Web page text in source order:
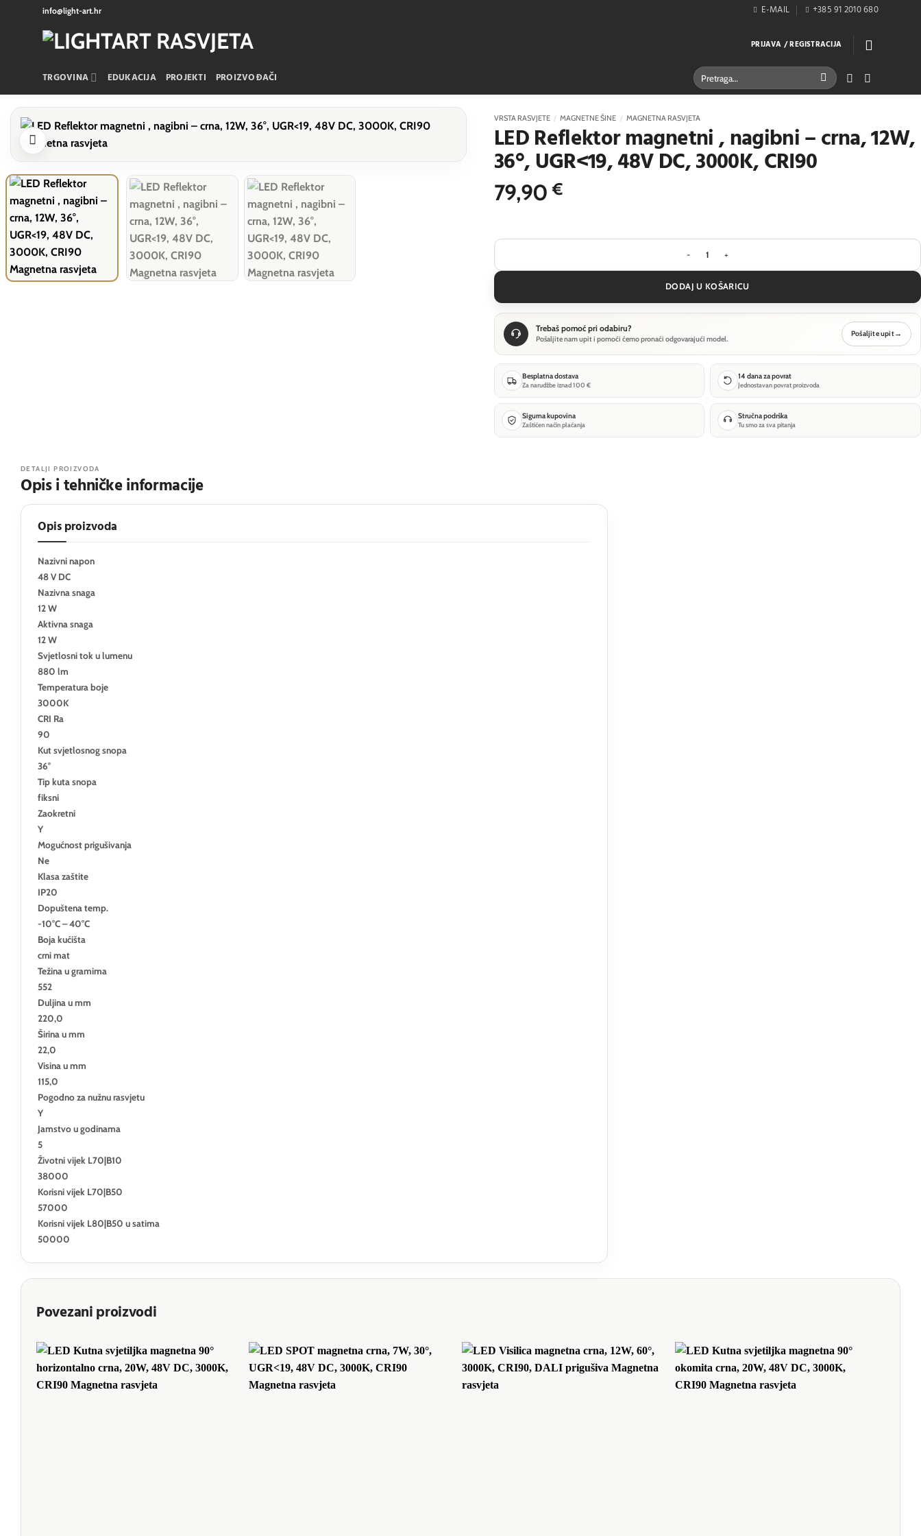
info@light-art.hr E-MAIL +385 91 2010 680
PRIJAVA / REGISTRACIJA
TRGOVINA EDUKACIJA PROJEKTI PROIZVOĐAČI Pretraži:
VRSTA RASVJETE / MAGNETNE ŠINE / MAGNETNA RASVJETA
LED Reflektor magnetni , nagibni – crna, 12W,
36°, UGR<19, 48V DC, 3000K, CRI90
79,90€
LED Reflektor magnetni , nagibni - crna, 12W, 36°,
DODAJ U KOŠARICU
Trebaš pomoć pri odabiru?
Pošaljite nam upit i pomoći ćemo pronaći odgovarajući model.
Pošaljite upit→
Besplatna dostava
Za narudžbe iznad 100 €
14 dana za povrat
Jednostavan povrat proizvoda
Sigurna kupovina
Zaštićen način plaćanja
Stručna podrška
Tu smo za sva pitanja
DETALJI PROIZVODA
Opis i tehničke informacije
Opis proizvoda
Nazivni napon
48 V DC
Nazivna snaga
12 W
Aktivna snaga
12 W
Svjetlosni tok u lumenu
880 lm
Temperatura boje
3000K
CRI Ra
90
Kut svjetlosnog snopa
36°
Tip kuta snopa
fiksni
Zaokretni
Y
Mogućnost prigušivanja
Ne
Klasa zaštite
IP20
Dopuštena temp.
-10°C – 40°C
Boja kućišta
crni mat
Težina u gramima
552
Duljina u mm
220,0
Širina u mm
22,0
Visina u mm
115,0
Pogodno za nužnu rasvjetu
Y
Jamstvo u godinama
5
Životni vijek L70|B10
38000
Korisni vijek L70|B50
57000
Korisni vijek L80|B50 u satima
50000
Povezani proizvodi